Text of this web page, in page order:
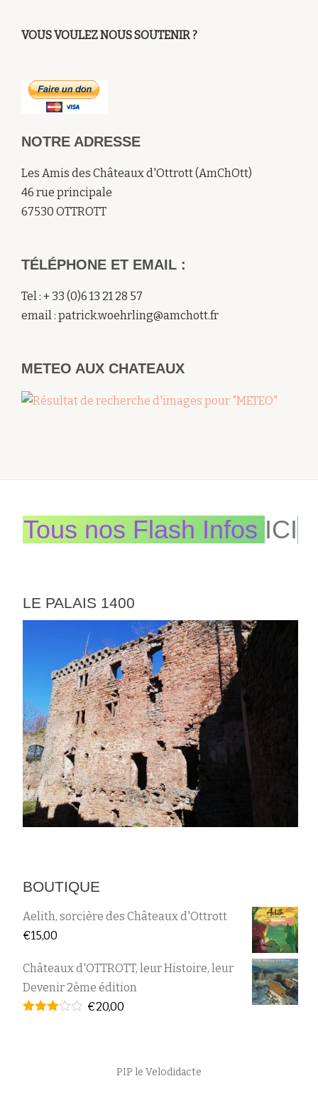
VOUS VOULEZ NOUS SOUTENIR ?
NOTRE ADRESSE
Les Amis des Châteaux d'Ottrott (AmChOtt)
46 rue principale
67530 OTTROTT
TÉLÉPHONE ET EMAIL :
Tel : + 33 (0)6 13 21 28 57
email : patrick.woehrling@amchott.fr
METEO AUX CHATEAUX
Tous nos Flash Infos ICI
LE PALAIS 1400
BOUTIQUE
Aelith, sorcière des Châteaux d'Ottrott
€15,00
Châteaux d'OTTROTT, leur Histoire, leur
Devenir 2ème édition
€20,00
PIP le Velodidacte